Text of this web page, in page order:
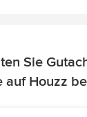
Sie
auf Houzz